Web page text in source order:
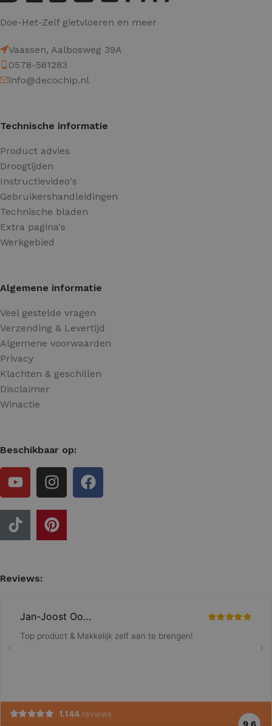
Doe-Het-Zelf gietvloeren en meer
Vaassen, Aalbosweg 39A
0578-561283
info@decochip.nl
Technische informatie
Product advies
Droogtijden
Instructievideo's
Gebruikershandleidingen
Technische bladen
Extra pagina's
Werkgebied
Algemene informatie
Veel gestelde vragen
Verzending & Levertijd
Algemene voorwaarden
Privacy
Klachten & geschillen
Disclaimer
Winactie
Beschikbaar op:
Reviews: